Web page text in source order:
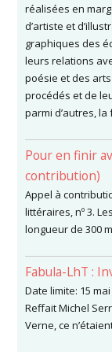
réalisées en
d’artiste et
graphiques des
leurs relations
poésie et des arts
procédés et de
parmi d’autres,
Pour en finir
contribution)
Appel à
littéraires, nº 3.
longueur de 300
Fabula-LhT :
Date limite: 15
Reffait Michel
Verne, ce